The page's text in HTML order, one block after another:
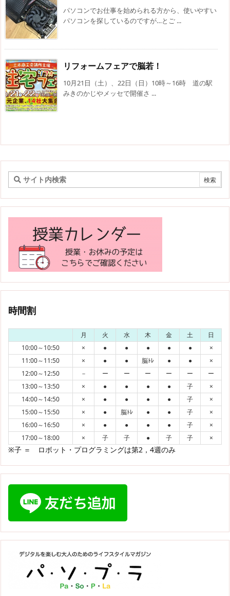
パソコンでお仕事を始められる方から、使いやすい
パソコンを探しているのですが…とご ...
リフォームフェアで脳若！
10月21日（土）、22日（日）10時～16時 道の駅
みきのかじやメッセで開催さ ...
時間割
月 火 水 木 金 土
日
10:00～10:50
× ● ● ● ● ●
×
11:00～11:50
× ● ● 脳ﾄﾚ ● ●
×
12:00～12:50
－ ー ー ー ー ー
ー
13:00～13:50
× ● ● ● ● 子
×
14:00～14:50
× ● ● ● ● 子
×
15:00～15:50
× ● 脳ﾄﾚ ● ● 子
×
16:00～16:50
× ● ● ● ● 子
×
17:00～18:00
× 子 子 ● 子 子 ×
※子 ＝ ロボット・プログラミングは第2，4週のみ